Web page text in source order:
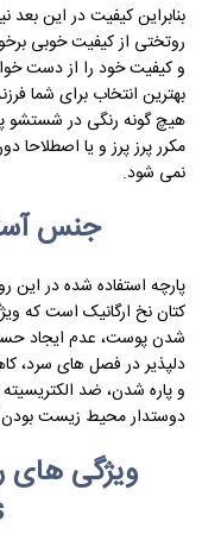
بنابراین کیفیت در این
روتختی از کیفیت خوبی
و کیفیت خود را از دست
بهترین انتخاب برای شما
هیچ گونه رنگی در
مکرر پرز پرز و یا اصطلاحا
نمی شود.
جنس
کتان نخ ارگانیک است که
شدن پوست، عدم ایجاد
دلپذیر در فصل های سرد،
و پاره شدن، ضد
دوستدار محیط زیست بودن